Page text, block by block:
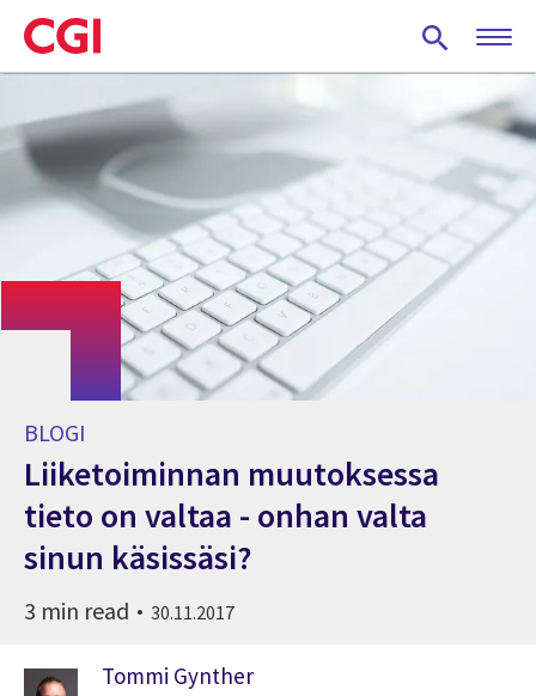
Skip
to
main
BLOGI
Liiketoiminnan muutoksessa
tieto on valtaa - onhan valta
sinun käsissäsi?
3 min read 30.11.2017
Tommi Gynther